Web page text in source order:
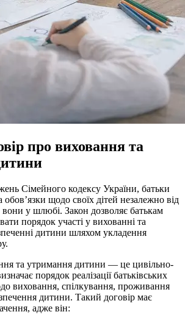
про виховання та
Сімейного кодексу України, батьки
обов’язки щодо своїх дітей незалежно від
у шлюбі. Закон дозволяє батькам
порядок участі у вихованні та
дитини шляхом укладення
та утримання дитини — це цивільно-
порядок реалізації батьківських
виховання, спілкування, проживання
дитини. Такий договір має
адже він: